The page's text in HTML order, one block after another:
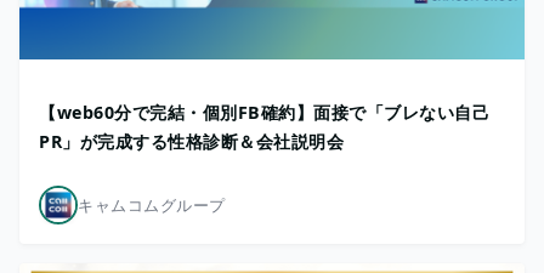
【web60分で完結・個別FB確約】面接で「ブレない自己
PR」が完成する性格診断＆会社説明会
キャムコムグループ